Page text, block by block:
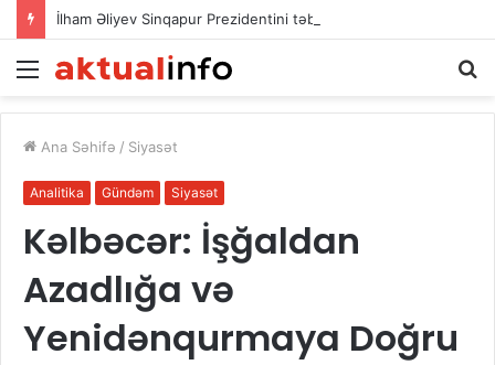
İlham Əliyev Sinqapur Prezidentini təbrik etdi
Menu
Ana Səhifə / Siyasət
Analitika Gündəm Siyasət
Kəlbəcər: İşğaldan
Azadlığa və
Yenidənqurmaya Doğru